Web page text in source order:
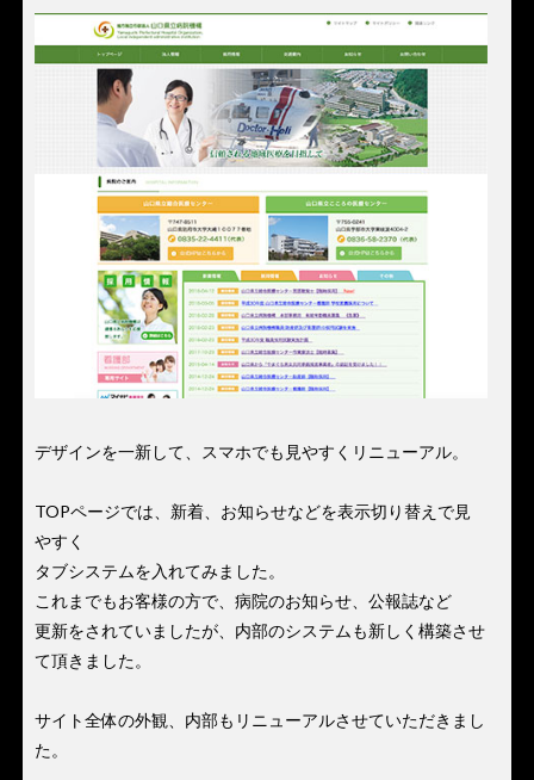
デザインを一新して、スマホでも見やすくリニューアル。
TOPページでは、新着、お知らせなどを表示切り替えで見
やすく
タブシステムを入れてみました。
これまでもお客様の方で、病院のお知らせ、公報誌など
更新をされていましたが、内部のシステムも新しく構築させ
て頂きました。
サイト全体の外観、内部もリニューアルさせていただきまし
た。